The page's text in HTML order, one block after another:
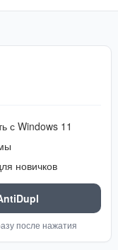
с Windows 11
новичков
после нажатия